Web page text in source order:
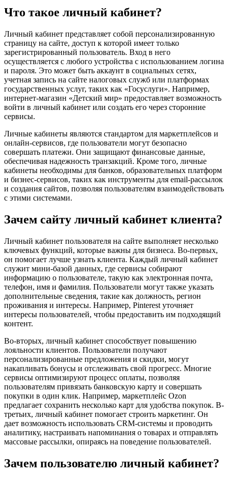
Что такое личный кабинет?
Личный кабинет представляет собой персонализированную
страницу на сайте, доступ к которой имеет только
зарегистрированный пользователь. Вход в него
осуществляется с любого устройства с использованием логина
и пароля. Это может быть аккаунт в социальных сетях,
учетная запись на сайте налоговых служб или платформах
государственных услуг, таких как «Госуслуги». Например,
интернет-магазин «Детский мир» предоставляет возможность
войти в личный кабинет или создать его через сторонние
сервисы.
Личные кабинеты являются стандартом для маркетплейсов и
онлайн-сервисов, где пользователи могут безопасно
совершать платежи. Они защищают финансовые данные,
обеспечивая надежность транзакций. Кроме того, личные
кабинеты необходимы для банков, образовательных платформ
и бизнес-сервисов, таких как инструменты для email-рассылок
и создания сайтов, позволяя пользователям взаимодействовать
с этими системами.
Зачем сайту личный кабинет клиента?
Личный кабинет пользователя на сайте выполняет несколько
ключевых функций, которые важны для бизнеса. Во-первых,
он помогает лучше узнать клиента. Каждый личный кабинет
служит мини-базой данных, где сервисы собирают
информацию о пользователе, такую как электронная почта,
телефон, имя и фамилия. Пользователи могут также указать
дополнительные сведения, такие как должность, регион
проживания и интересы. Например, Pinterest уточняет
интересы пользователей, чтобы предоставить им подходящий
контент.
Во-вторых, личный кабинет способствует повышению
лояльности клиентов. Пользователи получают
персонализированные предложения и скидки, могут
накапливать бонусы и отслеживать свой прогресс. Многие
сервисы оптимизируют процесс оплаты, позволяя
пользователям привязать банковскую карту и совершать
покупки в один клик. Например, маркетплейс Ozon
предлагает сохранить несколько карт для удобства покупок. В-
третьих, личный кабинет помогает строить маркетинг. Он
дает возможность использовать CRM-системы и проводить
аналитику, настраивать напоминания о товарах и отправлять
массовые рассылки, опираясь на поведение пользователей.
Зачем пользователю личный кабинет?